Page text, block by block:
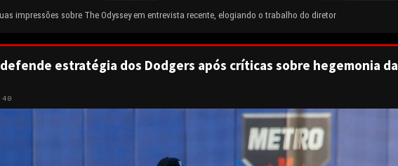
impressões sobre The Odyssey em entrevista recente, elogiando o trabalho do diretor
estratégia dos Dodgers após críticas sobre hegemonia da